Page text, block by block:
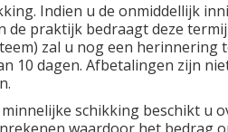
Indien u de onmiddellijk
de praktijk bedraagt deze
zal u nog een herinnering
10 dagen. Afbetalingen zijn
schikking beschikt u